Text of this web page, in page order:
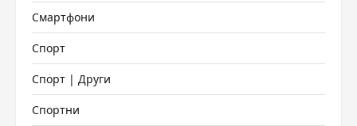
Смартфони
Спорт
Спорт | Други
Спортни